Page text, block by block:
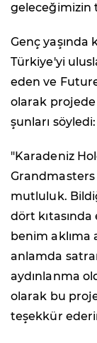
geleceğimizin
Genç yaşında
Türkiye'yi
eden ve
olarak projede
şunları söyledi:
"Karadeniz
mutluluk.
dört
benim aklıma
anlamda
aydınlanma
olarak bu
teşekkür